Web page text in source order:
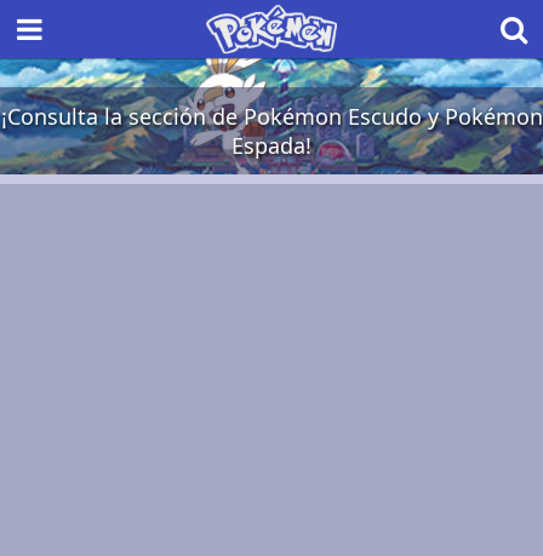
¡Consulta la sección de Pokémon Escudo y Pokémon
Espada!